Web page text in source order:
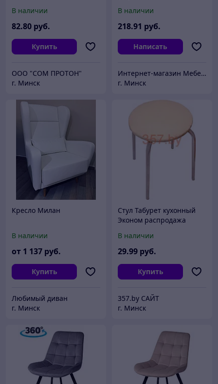
В наличии
82.80 руб.
Купить
ООО "СОМ ПРОТОН"
г. Минск
В наличии
218.91 руб.
Написать
Интернет-магазин Мебель Плюс
г. Минск
Кресло Милан
В наличии
от 1 137 руб.
Купить
Любимый диван
г. Минск
Стул Табурет кухонный
Эконом распродажа
В наличии
29.99 руб.
Купить
357.by САЙТ
г. Минск